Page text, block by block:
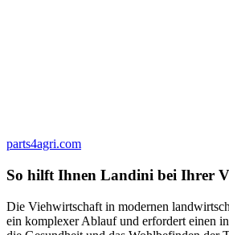
parts4agri.com
So hilft Ihnen Landini bei Ihrer
Die Viehwirtschaft in modernen
ein komplexer Ablauf und erfordert einen